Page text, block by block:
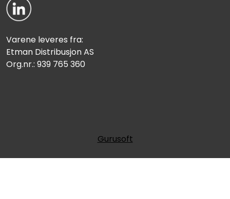
Varene leveres fra:
Etman Distribusjon AS
Org.nr.: 939 765 360
Gurusoft